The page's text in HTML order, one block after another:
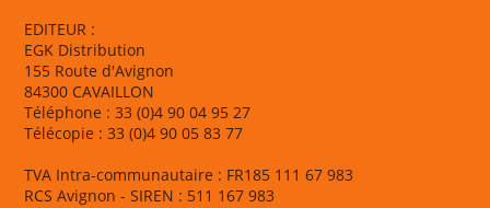
EDITEUR :
EGK Distribution
155 Route d'Avignon
84300 CAVAILLON
Téléphone : 33 (0)4 90 04 95 27
Télécopie : 33 (0)4 90 05 83 77
TVA Intra-communautaire : FR185 111 67 983
RCS Avignon - SIREN : 511 167 983